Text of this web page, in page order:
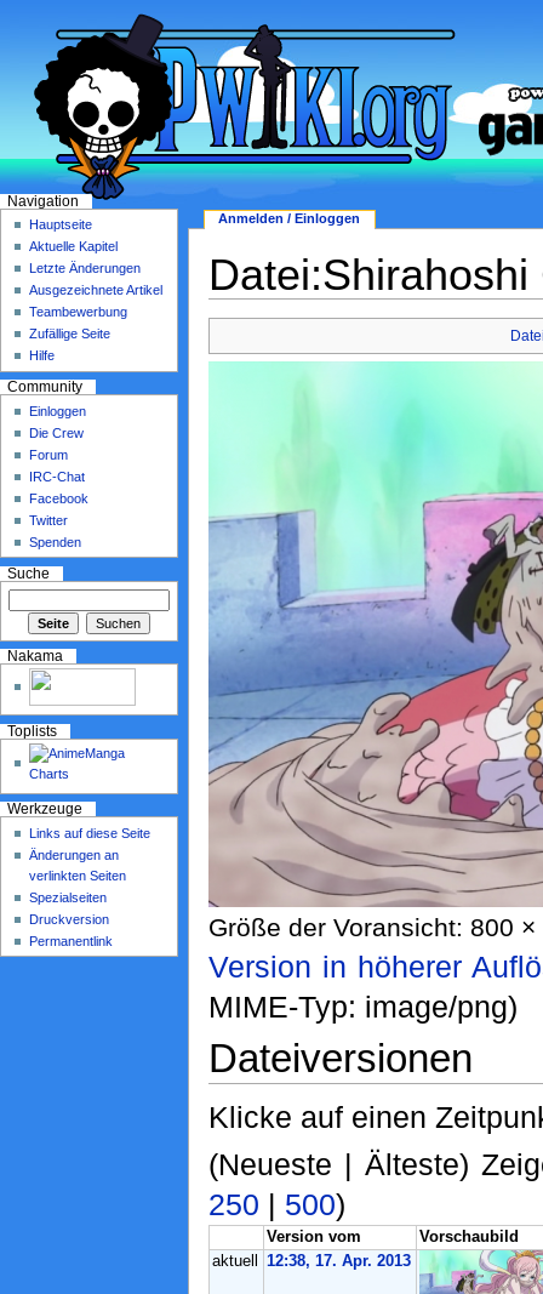
Größe der Voransicht: 800
Version in höherer
MIME-Typ: image/png)
Dateiversionen
Klicke auf einen
(Neueste | Älteste)
250 | 500)
Version vom
Vorschaubild
aktuell
12:38, 17. Apr. 2013
Anmelden / Einloggen
Navigation
Hauptseite
Aktuelle Kapitel
Letzte Änderungen
Ausgezeichnete Artikel
Teambewerbung
Zufällige Seite
Hilfe
Community
Einloggen
Die Crew
Forum
IRC-Chat
Facebook
Twitter
Spenden
Suche
Nakama
Toplists
Werkzeuge
Links auf diese Seite
Änderungen an
verlinkten Seiten
Spezialseiten
Druckversion
Permanentlink